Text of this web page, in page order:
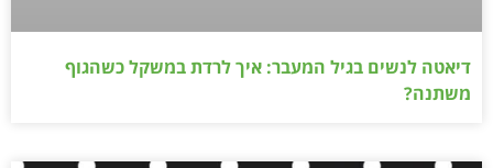
דיאטה לנשים בגיל המעבר: איך לרדת במשקל כשהגוף
משתנה?